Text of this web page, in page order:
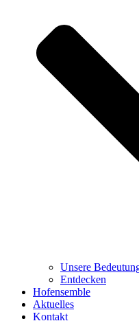
Unsere
Entdecken
Hofensemble
Aktuelles
Kontakt